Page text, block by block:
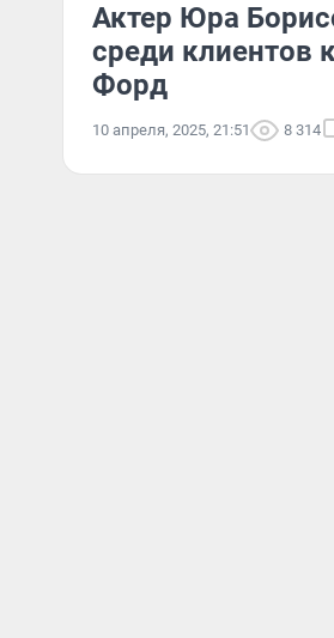
Актер Юра
среди клиентов
Форд
10 апреля, 2025, 21:51 8 314